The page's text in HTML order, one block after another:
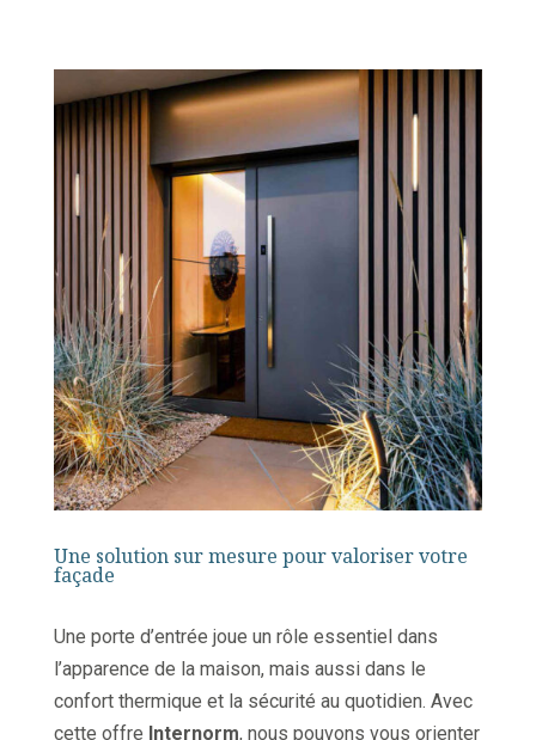
Une solution sur mesure pour valoriser votre
façade
Une porte d’entrée joue un rôle essentiel dans
l’apparence de la maison, mais aussi dans le
confort thermique et la sécurité au quotidien. Avec
cette offre Internorm, nous pouvons vous orienter